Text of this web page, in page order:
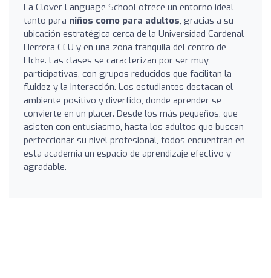
La Clover Language School ofrece un entorno ideal
tanto para niños como para adultos, gracias a su
ubicación estratégica cerca de la Universidad Cardenal
Herrera CEU y en una zona tranquila del centro de
Elche. Las clases se caracterizan por ser muy
participativas, con grupos reducidos que facilitan la
fluidez y la interacción. Los estudiantes destacan el
ambiente positivo y divertido, donde aprender se
convierte en un placer. Desde los más pequeños, que
asisten con entusiasmo, hasta los adultos que buscan
perfeccionar su nivel profesional, todos encuentran en
esta academia un espacio de aprendizaje efectivo y
agradable.